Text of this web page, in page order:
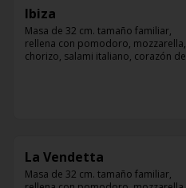
Ibiza
Masa de 32 cm. tamaño familiar,
rellena con pomodoro, mozzarella,
chorizo, salami italiano, corazón de
La Vendetta
Masa de 32 cm. tamaño familiar,